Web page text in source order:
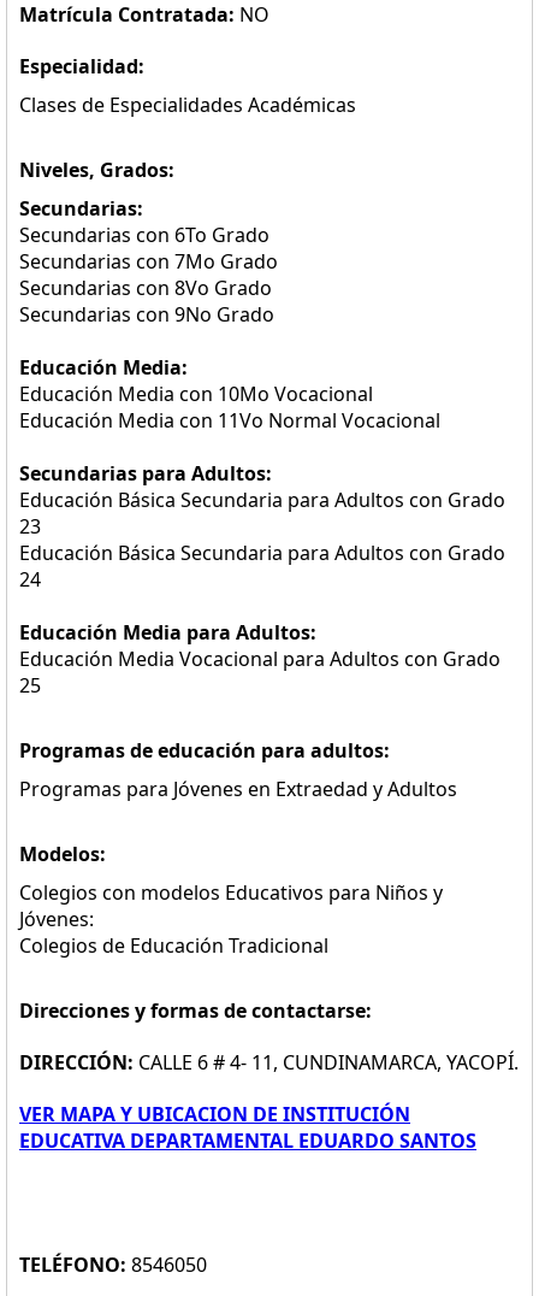
Matrícula Contratada: NO
Especialidad:
Clases de Especialidades Académicas
Niveles, Grados:
Secundarias:
Secundarias con 6To Grado
Secundarias con 7Mo Grado
Secundarias con 8Vo Grado
Secundarias con 9No Grado
Educación Media:
Educación Media con 10Mo Vocacional
Educación Media con 11Vo Normal Vocacional
Secundarias para Adultos:
Educación Básica Secundaria para Adultos con Grado
23
Educación Básica Secundaria para Adultos con Grado
24
Educación Media para Adultos:
Educación Media Vocacional para Adultos con Grado
25
Programas de educación para adultos:
Programas para Jóvenes en Extraedad y Adultos
Modelos:
Colegios con modelos Educativos para Niños y
Jóvenes:
Colegios de Educación Tradicional
Direcciones y formas de contactarse:
DIRECCIÓN: CALLE 6 # 4- 11, CUNDINAMARCA, YACOPÍ.
VER MAPA Y UBICACION DE INSTITUCIÓN
EDUCATIVA DEPARTAMENTAL EDUARDO SANTOS
TELÉFONO: 8546050